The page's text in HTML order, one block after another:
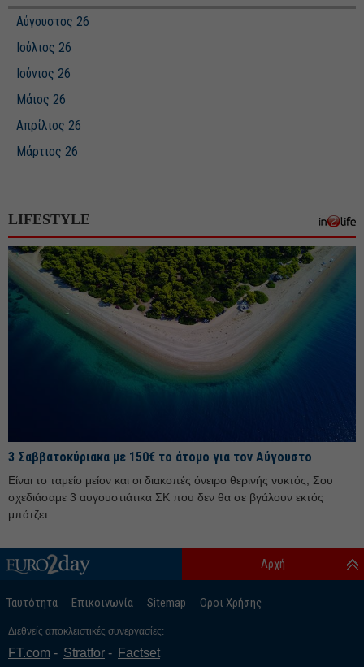
Αύγουστος 26
Ιούλιος 26
Ιούνιος 26
Μάιος 26
Απρίλιος 26
Μάρτιος 26
Νοέμβριος 25
Οκτώβριος 25
Σεπτέμβριος 25
Αύγουστος 25
Μάρτιος 25
Φεβρουάριος 25
Ιανουάριος 25
Νοέμβριος 24
Αύγουστος 24
LIFESTYLE
3 Σαββατοκύριακα με 150€ το άτομο για τον Αύγουστο
Είναι το ταμείο μείον και οι διακοπές όνειρο θερινής νυκτός; Σου
σχεδιάσαμε 3 αυγουστιάτικα ΣΚ που δεν θα σε βγάλουν εκτός
μπάτζετ.
Ταυτότητα Επικοινωνία Sitemap Οροι Χρήσης
Αρχή
Διεθνείς αποκλειστικές συνεργασίες:
FT.com Stratfor Factset